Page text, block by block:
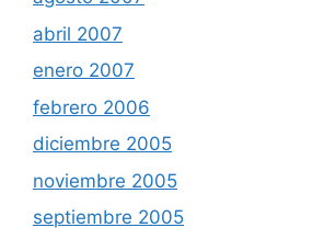
abril 2007
enero 2007
febrero 2006
diciembre 2005
noviembre 2005
septiembre 2005